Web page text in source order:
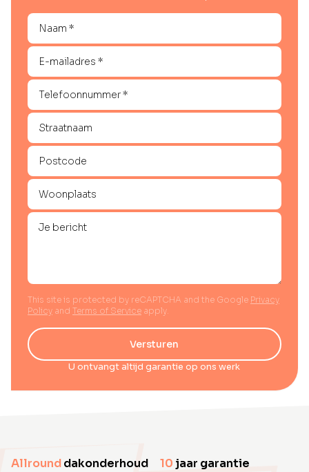
This site is protected by reCAPTCHA and the Google Privacy
Policy and Terms of Service apply.
Versturen
U ontvangt altijd garantie op ons werk
Allrounddakonderhoud 10 jaar garantie